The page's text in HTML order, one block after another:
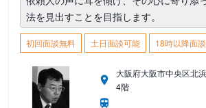
法を見出すことを目指します。
初回面談無料 土日面談可能 18時以降面
大阪府大阪市中央区北
4階